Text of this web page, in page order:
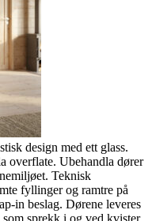
design med ett glass.
overflate. Ubehandla dører
Teknisk
fyllinger og ramtre på
in beslag. Dørene leveres
sprekk i og ved kvister